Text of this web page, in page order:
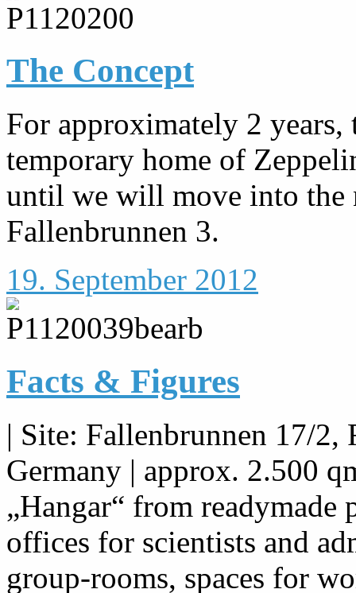
The Concept
For approximately 2
temporary home of
until we will move into the
Fallenbrunnen 3.
19. September 2012
Facts & Figures
| Site: Fallenbrunnen 17/2,
Germany | approx. 2.500
„Hangar“ from readymade
offices for scientists and
group-rooms, spaces for